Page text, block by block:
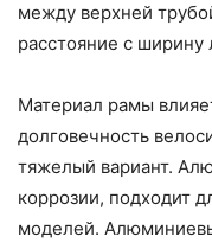
между верхней
расстояние с ширину
Материал рамы
долговечность
тяжелый вариант.
коррозии, подходит
моделей.